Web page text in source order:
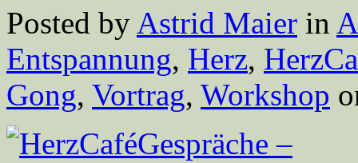
Posted by Astrid Maier in
Entspannung, Herz,
Gong, Vortrag, Workshop